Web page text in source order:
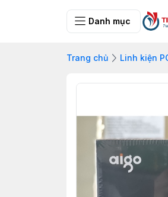
Danh mục
Trang chủ Linh kiện